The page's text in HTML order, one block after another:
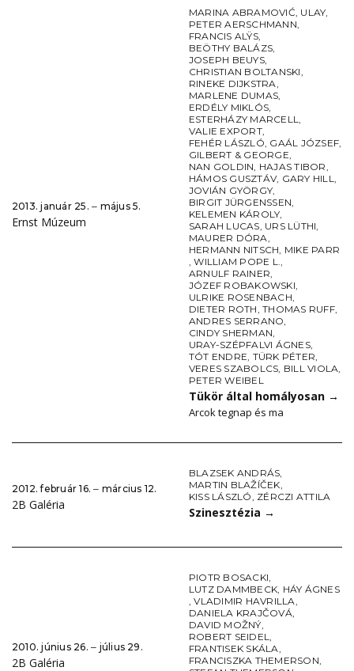
2013. január 25. ‒ május 5.
Ernst Múzeum
MARINA ABRAMOVIĆ, ULAY,
PETER AERSCHMANN,
FRANCIS ALŸS,
BEÖTHY BALÁZS,
JOSEPH BEUYS,
CHRISTIAN BOLTANSKI,
RINEKE DIJKSTRA,
MARLENE DUMAS,
ERDÉLY MIKLÓS,
ESTERHÁZY MARCELL,
VALIE EXPORT,
FEHÉR LÁSZLÓ, GAÁL JÓZSEF,
GILBERT & GEORGE,
NAN GOLDIN, HAJAS TIBOR,
HÁMOS GUSZTÁV, GARY HILL,
JOVIÁN GYÖRGY,
BIRGIT JÜRGENSSEN,
KELEMEN KÁROLY,
SARAH LUCAS, URS LÜTHI,
MAURER DÓRA,
HERMANN NITSCH, MIKE PARR
,WILLIAM POPE L.,
ARNULF RAINER,
JÓZEF ROBAKOWSKI,
ULRIKE ROSENBACH,
DIETER ROTH,THOMAS RUFF,
ANDRES SERRANO,
CINDY SHERMAN,
URAY-SZÉPFALVI ÁGNES,
TÓT ENDRE, TÜRK PÉTER,
VERES SZABOLCS, BILL VIOLA,
PETER WEIBEL
Tükör által homályosan →
Arcok tegnap és ma
2012. február 16. ‒ március 12.
2B Galéria
BLAZSEK ANDRÁS,
MARTIN BLAŽÍČEK,
KISS LÁSZLÓ, ZÉRCZI ATTILA
Szinesztézia →
2010. június 26. ‒ július 29.
2B Galéria
PIOTR BOSACKI,
LUTZ DAMMBECK, HÁY ÁGNES
,VLADIMIR HAVRILLA,
DANIELA KRAJČOVÁ,
DAVID MOŽNÝ,
ROBERT SEIDEL,
FRANTISEK SKÁLA,
FRANCISZKA THEMERSON,